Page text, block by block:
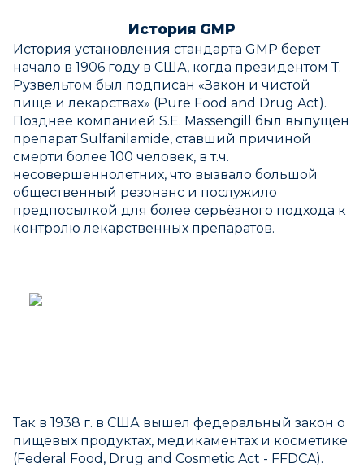
История GMP
История установления стандарта GMP берет
начало в 1906 году в США, когда президентом Т.
Рузвельтом был подписан «Закон и чистой
пище и лекарствах» (Pure Food and Drug Act).
Позднее компанией S.E. Massengill был выпущен
препарат Sulfanilamide, ставший причиной
смерти более 100 человек, в т.ч.
несовершеннолетних, что вызвало большой
общественный резонанс и послужило
предпосылкой для более серьёзного подхода к
контролю лекарственных препаратов.
Так в 1938 г. в США вышел федеральный закон о
пищевых продуктах, медикаментах и косметике
(Federal Food, Drug and Cosmetic Act - FFDCA).